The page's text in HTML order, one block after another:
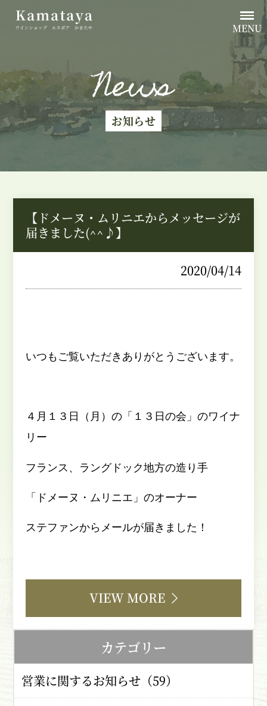
MENU
News
お知らせ
【ドメーヌ・ムリニエからメッセージが
届きました(^^♪】
2020/04/14
いつもご覧いただきありがとうございます。
４月１３日（月）の「１３日の会」のワイナ
リー
フランス、ラングドック地方の造り手
「ドメーヌ・ムリニエ」のオーナー
ステファンからメールが届きました！
VIEW MORE
カテゴリー
営業に関するお知らせ（59）